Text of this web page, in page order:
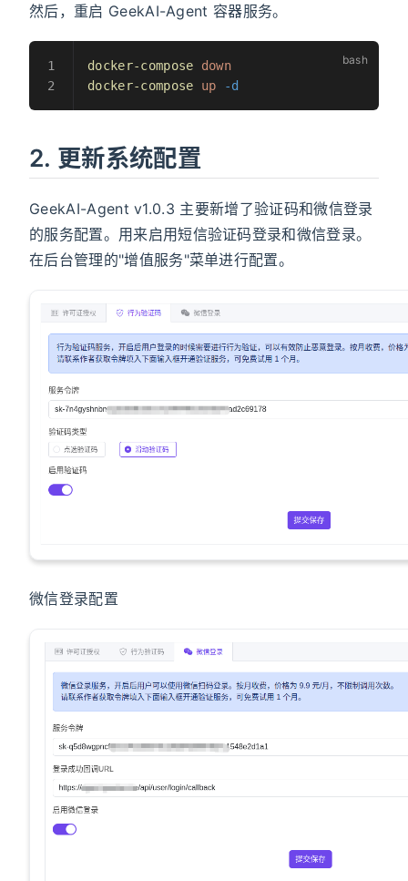
然后，重启 GeekAI-Agent 容器服务。
docker-compose down
docker-compose up -d
2. 更新系统配置
GeekAI-Agent v1.0.3 主要新增了验证码和微信登录
的服务配置。用来启用短信验证码登录和微信登录。
在后台管理的"增值服务"菜单进行配置。
微信登录配置